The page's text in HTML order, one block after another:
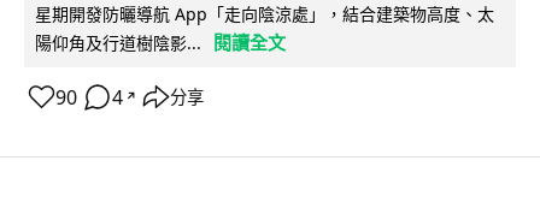
星期開發防曬導航 App「走向陰涼處」，結合建築物高度、太
陽仰角及行道樹陰影...
閱讀全文
90 4 ↗ 分享